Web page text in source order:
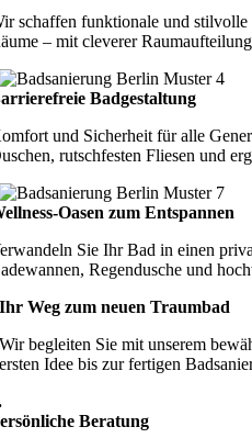
schaffen funktionale und
– mit cleverer
Badgestaltung
und Sicherheit für alle
rutschfesten Fliesen und
Oasen zum Entspannen
Sie Ihr Bad in einen
Regendusche und
Ihr Weg zum neuen Traumbad
Wir begleiten Sie mit unserem
ersten Idee bis zur fertigen
Beratung